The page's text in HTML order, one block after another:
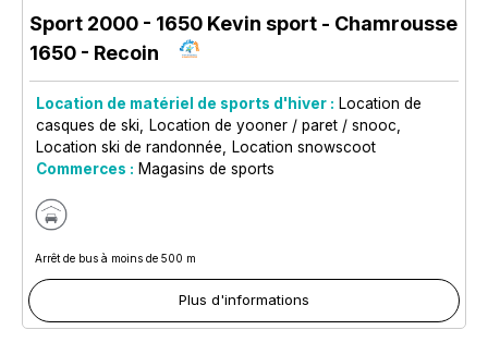
Sport 2000 - 1650 Kevin sport - Chamrousse
1650 - Recoin
Location de matériel de sports d'hiver : Location de
casques de ski
Location de yooner / paret / snooc
Location ski de randonnée
Location snowscoot
Commerces : Magasins de sports
Arrêt de bus à moins de 500 m
Plus d'informations